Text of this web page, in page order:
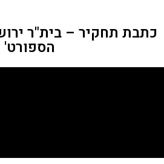
כתבת תחקיר – בית"ר
הספורט' –